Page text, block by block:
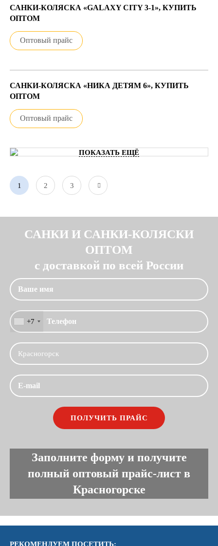
САНКИ-КОЛЯСКА «GALAXY CITY 3-1», КУПИТЬ
ОПТОМ
Оптовый прайс
САНКИ-КОЛЯСКА «НИКА ДЕТЯМ 6», КУПИТЬ
ОПТОМ
Оптовый прайс
ПОКАЗАТЬ ЕЩЁ
1 2 3
САНКИ И САНКИ-КОЛЯСКИ
ОПТОМ
с доставкой по всей России
+7
Заполните форму и получите
полный оптовый прайс-лист в
Красногорске
РЕКОМЕНДУЕМ ПОСЕТИТЬ: